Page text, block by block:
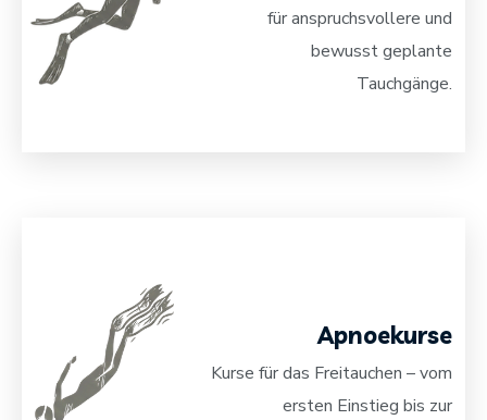
für anspruchsvollere und
bewusst geplante
Tauchgänge.
Apnoekurse
Kurse für das Freitauchen – vom
ersten Einstieg bis zur